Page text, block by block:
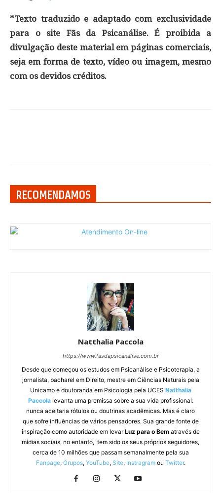
*Texto traduzido e adaptado com exclusividade
para o site Fãs da Psicanálise. É proibida a
divulgação deste material em páginas comerciais,
seja em forma de texto, vídeo ou imagem, mesmo
com os devidos créditos.
RECOMENDAMOS
Natthalia Paccola
https://www.fasdapsicanalise.com.br
Desde que começou os estudos em Psicanálise e Psicoterapia, a
jornalista, bacharel em Direito, mestre em Ciências Naturais pela
Unicamp e doutoranda em Psicologia pela UCES Natthalia
Paccolalevanta uma premissa sobre a sua vida profissional:
nunca aceitaria rótulos ou doutrinas acadêmicas. Mas é claro
que sofre influências de vários pensadores. Sua grande fonte de
inspiração como autoridade em levarLuz para o Bematravés de
mídias sociais, no entanto, tem sido os seus próprios seguidores,
cerca de 10 milhões que passam semanalmente pela sua
Fanpage, Grupos, YouTube, Site, Instragramou Twitter.